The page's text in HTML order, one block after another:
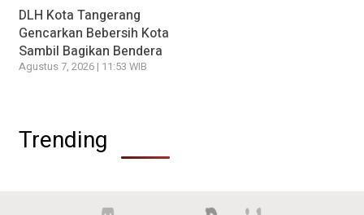
DLH Kota Tangerang
Gencarkan Bebersih Kota
Sambil Bagikan Bendera
Agustus 7, 2026 | 11:53 WIB
Trending